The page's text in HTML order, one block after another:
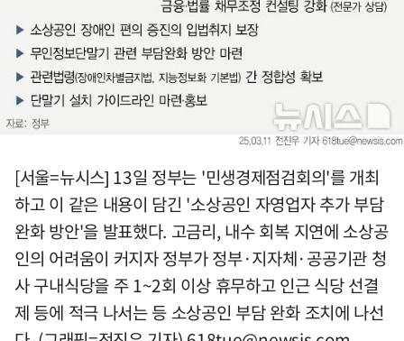
[서울=뉴시스] 13일 정부는 '민생경제점검회의'를 개최
하고 이 같은 내용이 담긴 '소상공인 자영업자 추가 부담
완화 방안'을 발표했다. 고금리, 내수 회복 지연에 소상공
인의 어려움이 커지자 정부가 정부·지자체·공공기관 청
사 구내식당을 주 1~2회 이상 휴무하고 인근 식당 선결
제 등에 적극 나서는 등 소상공인 부담 완화 조치에 나선